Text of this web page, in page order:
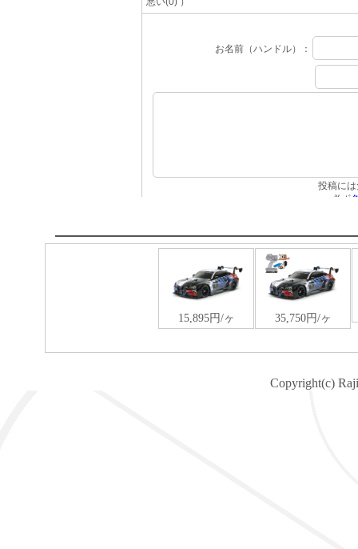
Copyright(c)